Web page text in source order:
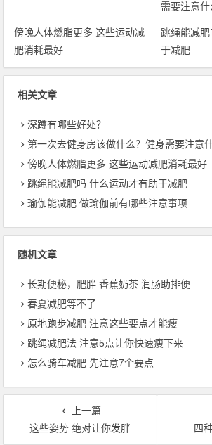
需要注意什
傍晚人体燃脂更多 这些运动减
肥消耗最好
跳绳能减
于减肥
相关文章
深蹲有哪些好处？
第一次去健身房该做什么？健身需要注意什
傍晚人体燃脂更多 这些运动减肥消耗最好
跳绳能减肥吗 什么运动才有助于减肥
瑜伽能减肥 做瑜伽前有哪些注意事项
随机文章
长期便秘，肥胖 香蕉奶茶 润肠助排便
春夏减肥等不了
原地跑步减肥 注意这些要点才能瘦
跳绳减肥法 注意5点让你快速瘦下来
怎么骑车减肥 先注意7个要点
上一篇
这些姿势 绝对让你发胖
四